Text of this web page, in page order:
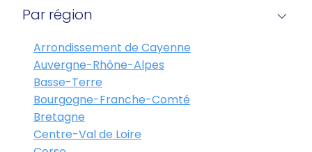
Par région
Arrondissement de Cayenne
Auvergne-Rhône-Alpes
Basse-Terre
Bourgogne-Franche-Comté
Bretagne
Centre-Val de Loire